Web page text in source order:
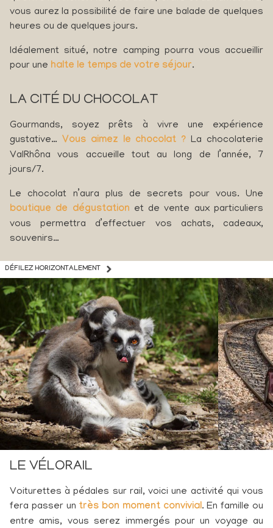
vous aurez la possibilité de faire une balade de quelques
heures ou de quelques jours.
Idéalement situé, notre camping pourra vous accueillir
pour une halte le temps de votre séjour.
LA CITÉ DU CHOCOLAT
Gourmands, soyez prêts à vivre une expérience
gustative… Vous aimez le chocolat ? La chocolaterie
ValRhôna vous accueille tout au long de l’année, 7
jours/7.
Le chocolat n’aura plus de secrets pour vous. Une
boutique de dégustation et de vente aux particuliers
vous permettra d’effectuer vos achats, cadeaux,
souvenirs…
DÉFILEZ HORIZONTALEMENT
LE VÉLORAIL
Voiturettes à pédales sur rail, voici une activité qui vous
fera passer un très bon moment convivial. En famille ou
entre amis, vous serez immergés pour un voyage au